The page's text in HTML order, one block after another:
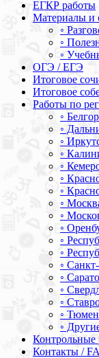
ЕГКР работы
Материалы и
◦
◦
◦
ОГЭ / ЕГЭ
Итоговое
Итоговое
Работы по
◦
◦
◦
◦
◦
◦
◦
◦
◦
◦
◦
◦
◦
◦
◦
◦
◦
◦
Контрольные
Контакты /